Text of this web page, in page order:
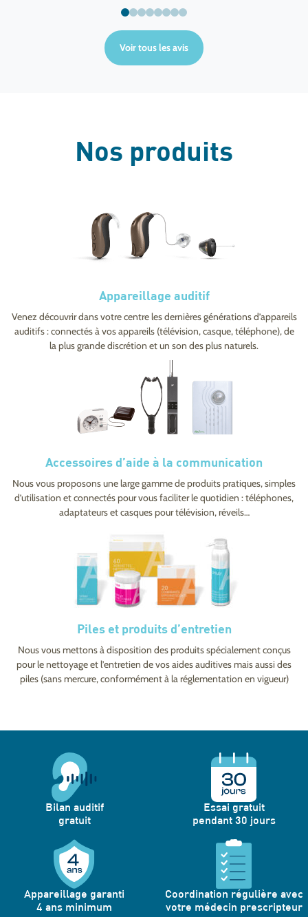
Voir tous les avis
Nos produits
Appareillage auditif
Venez découvrir dans votre centre les dernières générations d’appareils
auditifs : connectés à vos appareils (télévision, casque, téléphone), de
la plus grande discrétion et un son des plus naturels.
Accessoires d’aide à la communication
Nous vous proposons une large gamme de produits pratiques, simples
d’utilisation et connectés pour vous faciliter le quotidien : téléphones,
adaptateurs et casques pour télévision, réveils…
Piles et produits d’entretien
Nous vous mettons à disposition des produits spécialement conçus
pour le nettoyage et l’entretien de vos aides auditives mais aussi des
piles (sans mercure, conformément à la réglementation en vigueur)
Bilan auditif
gratuit
Essai gratuit
pendant 30 jours
Appareillage garanti
4 ans minimum
Coordination régulière avec
votre médecin prescripteur